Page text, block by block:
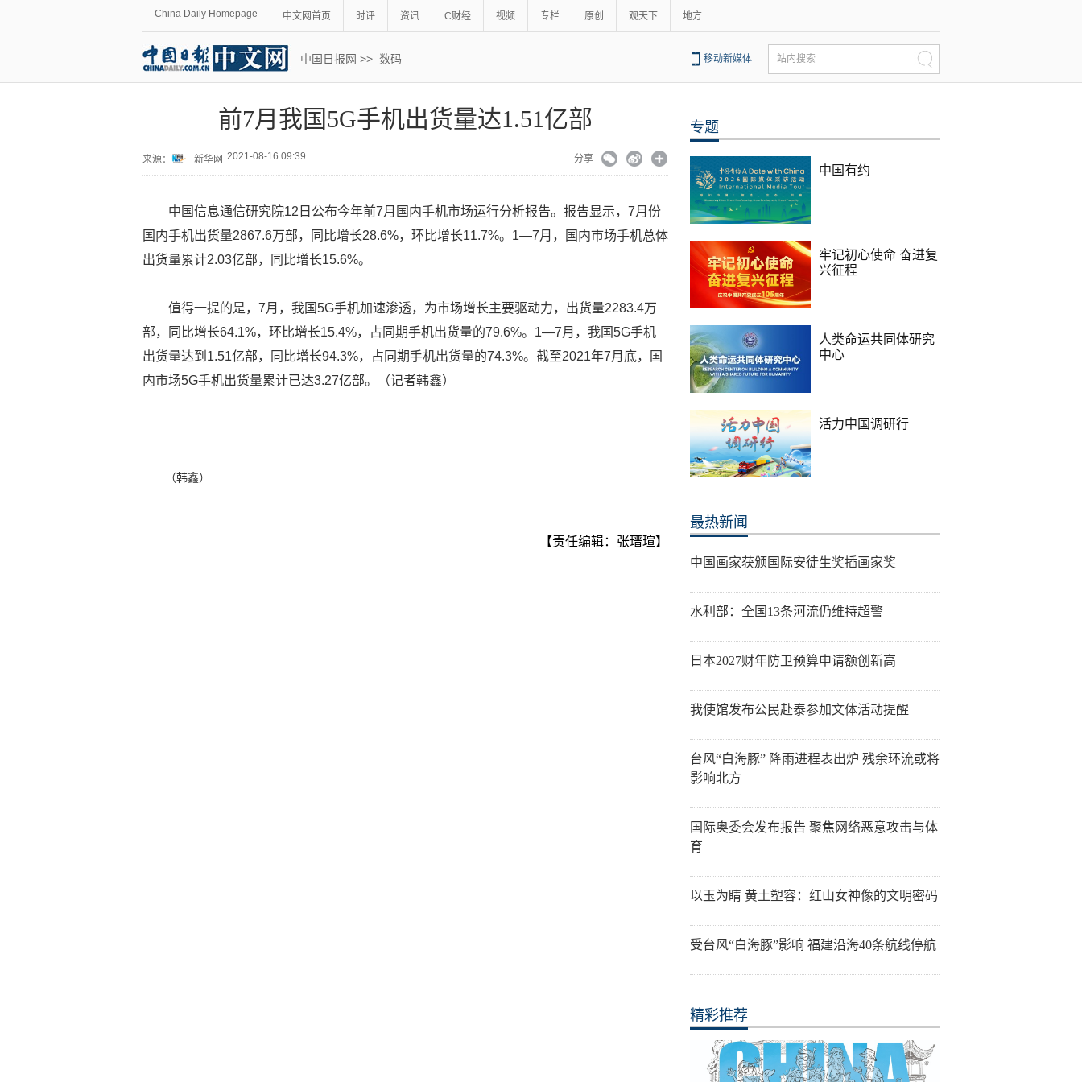
China Daily Homepage 中文网首页 时评 资讯 C财经 视频 专栏 原创 观天下 地方
中国日报网 >> 数码 移动新媒体 站内搜索
前7月我国5G手机出货量达1.51亿部
来源： 新华网 2021-08-16 09:39 分享
中国信息通信研究院12日公布今年前7月国内手机市场运行分析报告。报告显示，7月份
国内手机出货量2867.6万部，同比增长28.6%，环比增长11.7%。1—7月，国内市场手机总体
出货量累计2.03亿部，同比增长15.6%。
值得一提的是，7月，我国5G手机加速渗透，为市场增长主要驱动力，出货量2283.4万
部，同比增长64.1%，环比增长15.4%，占同期手机出货量的79.6%。1—7月，我国5G手机
出货量达到1.51亿部，同比增长94.3%，占同期手机出货量的74.3%。截至2021年7月底，国
内市场5G手机出货量累计已达3.27亿部。（记者韩鑫）
（韩鑫）
【责任编辑：张瑨瑄】
专题
中国有约
牢记初心使命 奋进复
兴征程
人类命运共同体研究
中心
活力中国调研行
最热新闻
中国画家获颁国际安徒生奖插画家奖
水利部：全国13条河流仍维持超警
日本2027财年防卫预算申请额创新高
我使馆发布公民赴泰参加文体活动提醒
台风“白海豚” 降雨进程表出炉 残余环流或将
影响北方
国际奥委会发布报告 聚焦网络恶意攻击与体
育
以玉为睛 黄土塑容：红山女神像的文明密码
受台风“白海豚”影响 福建沿海40条航线停航
精彩推荐